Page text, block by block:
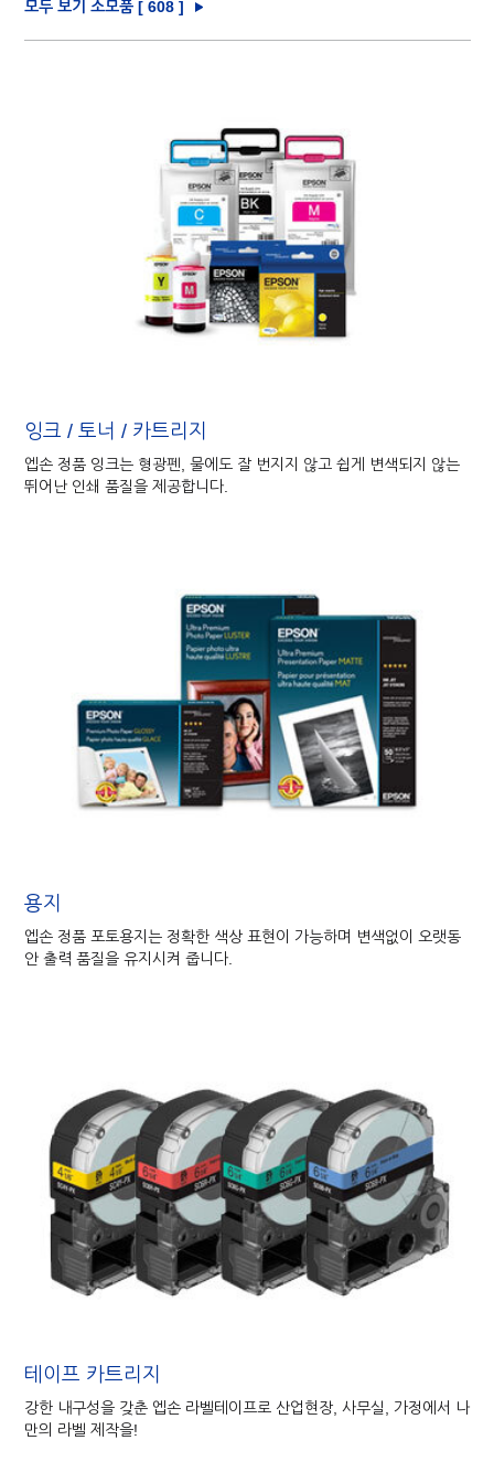
모두 보기 소모품 [ 608]
잉크 / 토너 / 카트리지
엡손 정품 잉크는 형광펜, 물에도 잘 번지지 않고 쉽게 변색되지 않는
뛰어난 인쇄 품질을 제공합니다.
용지
엡손 정품 포토용지는 정확한 색상 표현이 가능하며 변색없이 오랫동
안 출력 품질을 유지시켜 줍니다.
테이프 카트리지
강한 내구성을 갖춘 엡손 라벨테이프로 산업현장, 사무실, 가정에서 나
만의 라벨 제작을!